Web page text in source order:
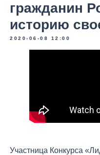
гражданин
историю
2020-06-08 12:00
Участница Конкурса